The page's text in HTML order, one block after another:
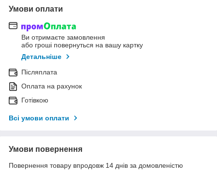
Умови оплати
Ви отримаєте замовлення
або гроші повернуться на вашу картку
Детальніше
Післяплата
Оплата на рахунок
Готівкою
Всі умови оплати
Умови повернення
Повернення товару впродовж 14 днів за домовленістю